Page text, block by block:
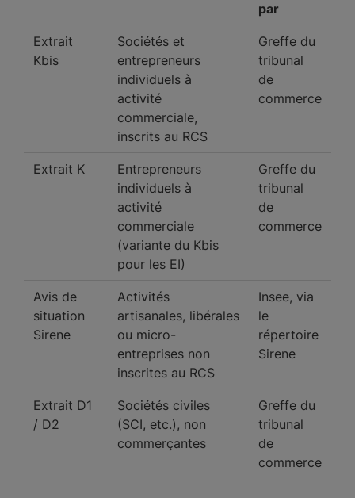
par
Extrait
Kbis
Sociétés et
entrepreneurs
individuels à
activité
commerciale,
inscrits au RCS
Greffe du
tribunal
de
commerce
Extrait K
Entrepreneurs
individuels à
activité
commerciale
(variante du Kbis
pour les EI)
Greffe du
tribunal
de
commerce
Avis de
situation
Sirene
Activités
artisanales, libérales
ou micro-
entreprises non
inscrites au RCS
Insee, via
le
répertoire
Sirene
Extrait D1
/ D2
Sociétés civiles
(SCI, etc.), non
commerçantes
Greffe du
tribunal
de
commerce